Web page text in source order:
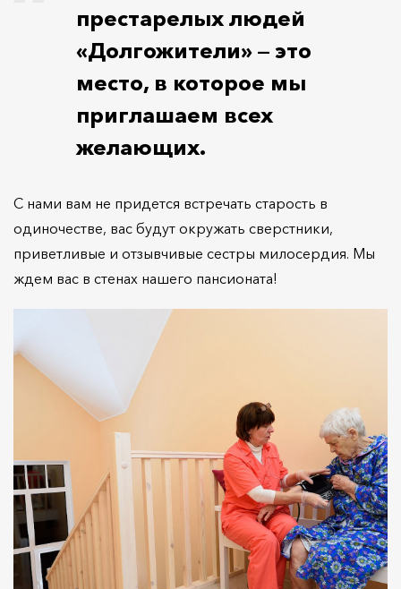
престарелых людей
«Долгожители» — это
место, в которое мы
приглашаем всех
желающих.
С нами вам не придется встречать старость в
одиночестве, вас будут окружать сверстники,
приветливые и отзывчивые сестры милосердия. Мы
ждем вас в стенах нашего пансионата!